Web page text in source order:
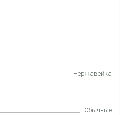
Нержавейка
Обычные